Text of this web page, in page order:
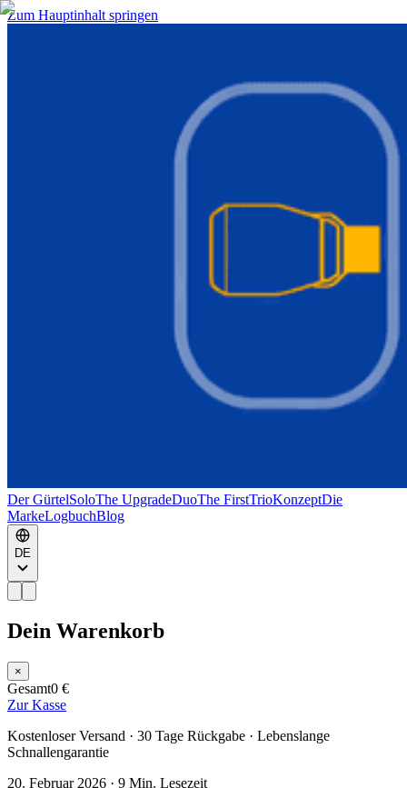
Zum Hauptinhalt springen
Der GürtelSoloThe UpgradeDuoThe FirstTrioKonzeptDie
MarkeLogbuchBlog
DE
Dein Warenkorb
×
Gesamt0 €
Zur Kasse
Kostenloser Versand · 30 Tage Rückgabe · Lebenslange
Schnallengarantie
20. Februar 2026 · 9 Min. Lesezeit